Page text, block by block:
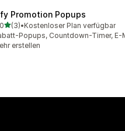
Promotion Popups
von 5 Sternen
(3) insgesamt
•Kostenloser Plan verfügbar
Popups, Countdown-Timer, E-
erstellen